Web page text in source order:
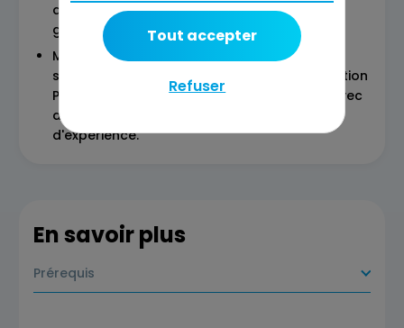
données, rôles et responsabilités dans la
gestion des données produit.
Module 3 : Choix et implémentation d'une
solution PIM Critères de sélection d'une solution
PIM, étapes d'implémentation, intégration avec
d'autres systèmes (ERP, CMS), retours
d'expérience.
En savoir plus
Prérequis
Refuser
Tout accepter